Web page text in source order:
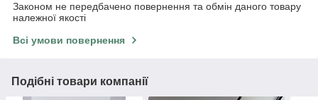
Законом не передбачено повернення та обмін даного товару
належної якості
Всі умови повернення
Подібні товари компанії